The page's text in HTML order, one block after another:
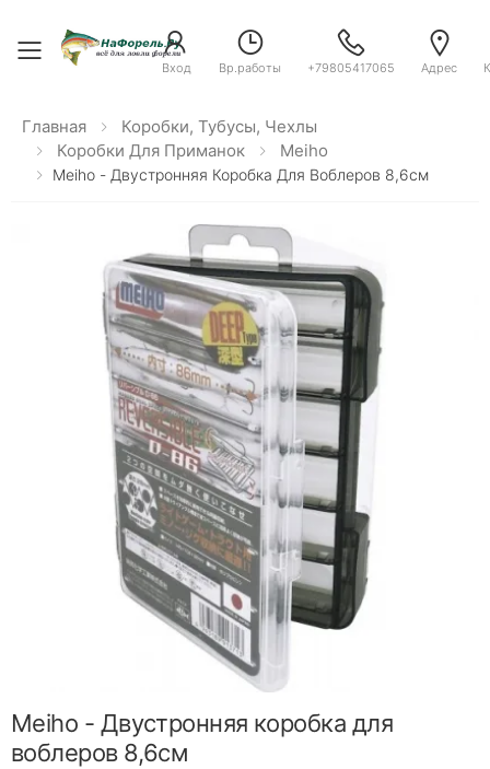
Toggle menu
Вход Вр.работы +79805417065 Адрес
Главная
Коробки, Тубусы, Чехлы
Коробки Для Приманок
Meiho
Meiho - Двустронняя Коробка Для Воблеров 8,6см
Meiho - Двустронняя коробка для
воблеров 8,6см